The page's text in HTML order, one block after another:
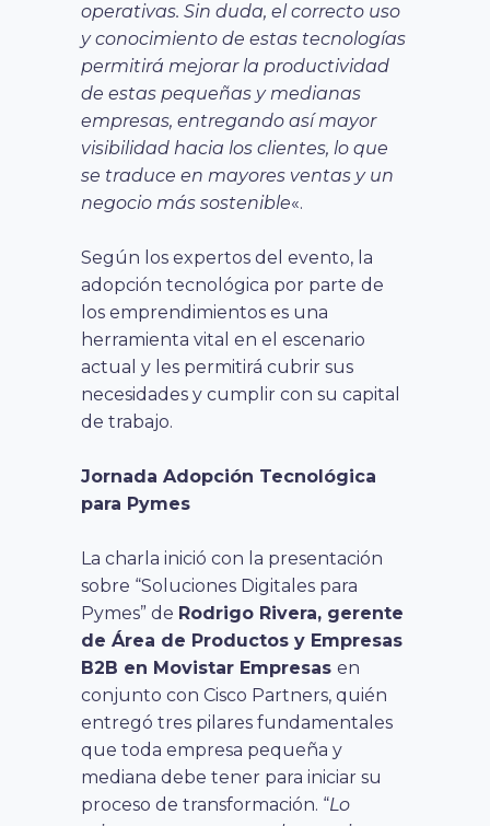
operativas. Sin duda, el correcto uso
y conocimiento de estas tecnologías
permitirá mejorar la productividad
de estas pequeñas y medianas
empresas, entregando así mayor
visibilidad hacia los clientes, lo que
se traduce en mayores ventas y un
negocio más sostenible«.
Según los expertos del evento, la
adopción tecnológica por parte de
los emprendimientos es una
herramienta vital en el escenario
actual y les permitirá cubrir sus
necesidades y cumplir con su capital
de trabajo.
Jornada Adopción Tecnológica
para Pymes
La charla inició con la presentación
sobre “Soluciones Digitales para
Pymes” de Rodrigo Rivera, gerente
de Área de Productos y Empresas
B2B en Movistar Empresas en
conjunto con Cisco Partners, quién
entregó tres pilares fundamentales
que toda empresa pequeña y
mediana debe tener para iniciar su
proceso de transformación. “Lo